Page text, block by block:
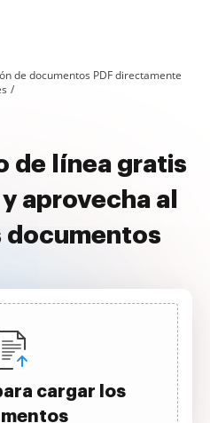
de documentos PDF directamente
de línea gratis
aprovecha al
documentos
cargar los